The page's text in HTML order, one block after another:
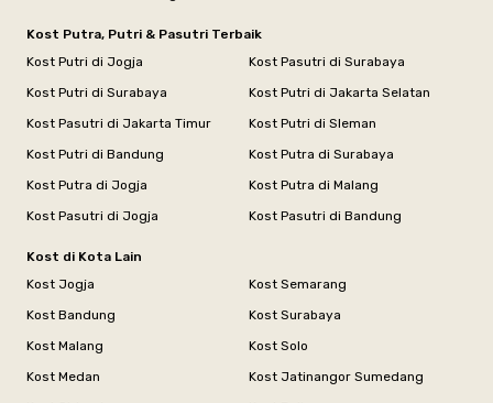
Kost Putra, Putri & Pasutri Terbaik
Kost Putri di Jogja
Kost Pasutri di Surabaya
Kost Putri di Surabaya
Kost Putri di Jakarta Selatan
Kost Pasutri di Jakarta Timur
Kost Putri di Sleman
Kost Putri di Bandung
Kost Putra di Surabaya
Kost Putra di Jogja
Kost Putra di Malang
Kost Pasutri di Jogja
Kost Pasutri di Bandung
Kost di Kota Lain
Kost Jogja
Kost Semarang
Kost Bandung
Kost Surabaya
Kost Malang
Kost Solo
Kost Medan
Kost Jatinangor Sumedang